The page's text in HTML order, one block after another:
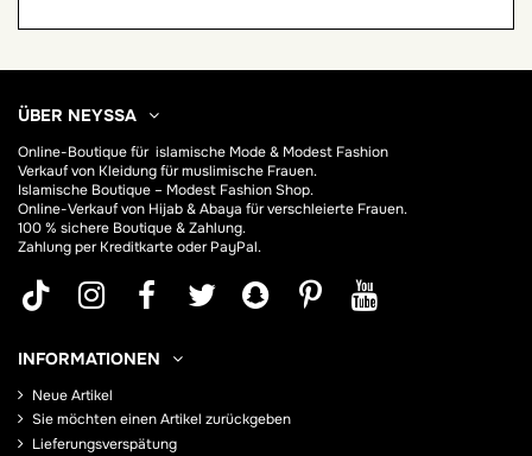
ÜBER NEYSSA
Online-Boutique für islamische Mode & Modest Fashion
Verkauf von Kleidung für muslimische Frauen.
Islamische Boutique – Modest Fashion Shop.
Online-Verkauf von Hijab &Abaya für verschleierte Frauen.
100 % sichere Boutique & Zahlung.
Zahlung per Kreditkarte oder PayPal.
INFORMATIONEN
Neue Artikel
Sie möchten einen Artikel zurückgeben
Lieferungsverspätung